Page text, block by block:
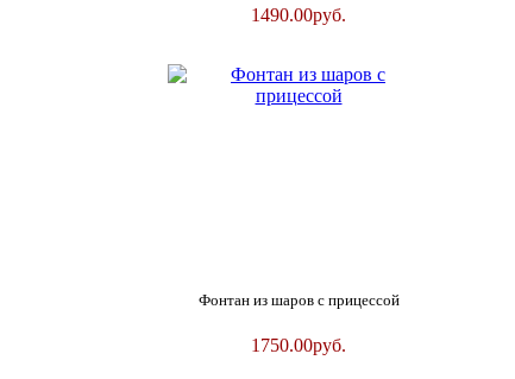
1490.00руб.
Фонтан из шаров с прицессой
1750.00руб.